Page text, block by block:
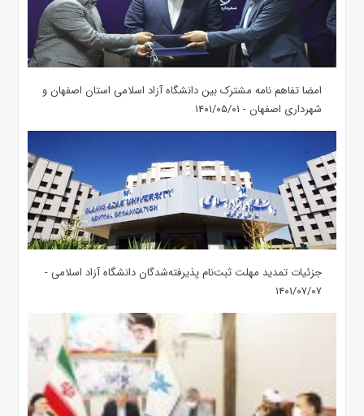
امضا تفاهم نامه مشترک بین دانشگاه آزاد اسلامی استان اصفهان و
شهرداری اصفهان - ۱۴۰۱/۰۵/۰۱
جزئیات تمدید مهلت ثبت‌نام پذیرفته‌شدگان دانشگاه آزاد اسلامی -
۱۴۰۱/۰۷/۰۷